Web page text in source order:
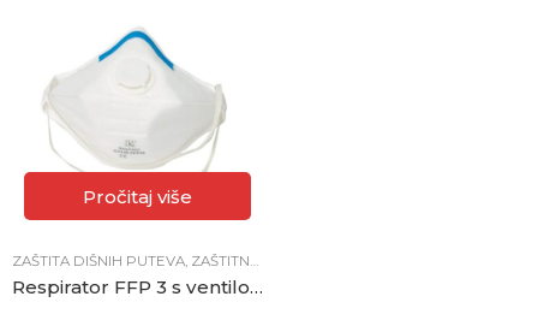
Pročitaj više
ZAŠTITA DIŠNIH PUTEVA, ZAŠTITNA OPREMA
Respirator FFP 3 s ventilom sklopivi